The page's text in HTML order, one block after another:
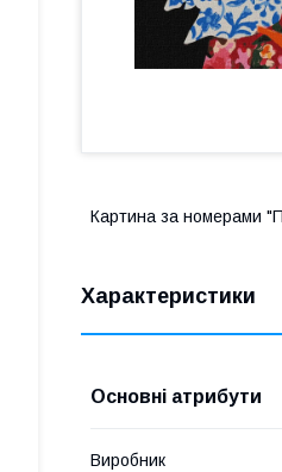
Картина за номерами
Характеристики
Основні атрибути
Виробник